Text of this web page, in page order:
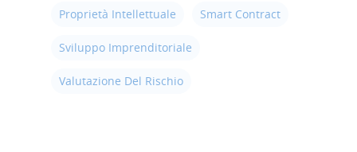
Proprietà Intellettuale Smart Contract
Sviluppo Imprenditoriale
Valutazione Del Rischio